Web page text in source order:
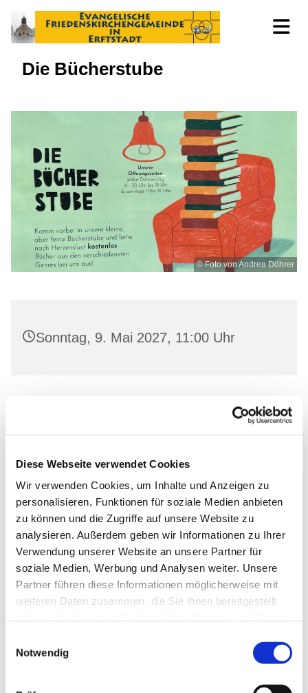
Diese Webseite verwendet Cookies
Wir verwenden Cookies, um Inhalte und Anzeigen zu
personalisieren, Funktionen für soziale Medien anbieten
zu können und die Zugriffe auf unsere Website zu
analysieren. Außerdem geben wir Informationen zu Ihrer
Verwendung unserer Website an unsere Partner für
soziale Medien, Werbung und Analysen weiter. Unsere
Partner führen diese Informationen möglicherweise mit
weiteren Daten zusammen, die Sie ihnen bereitgestellt
Notwendig
Die Bücherstube
© Foto von Andrea Döhrer
Sonntag, 9. Mai 2027, 11:00 Uhr
Leihen Sie in freundlicher Atmosphäre aktuelle
Dies könnte Sie auch
interessieren